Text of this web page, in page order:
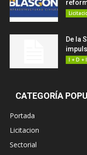
De la
I + D + I
CATEGORÍA
Portada
Licitacion
Sectorial